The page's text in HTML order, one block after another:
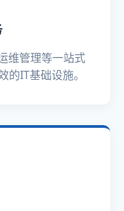
维管理等一站式
的IT基础设施。